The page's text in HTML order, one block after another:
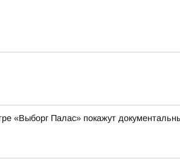
«Выборг Палас» покажут